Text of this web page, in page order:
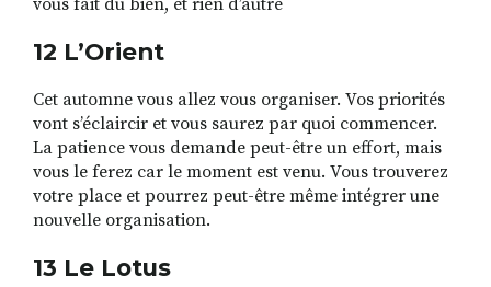
vous fait du bien, et rien d’autre
12 L’Orient
Cet automne vous allez vous organiser. Vos priorités
vont s’éclaircir et vous saurez par quoi commencer.
La patience vous demande peut-être un effort, mais
vous le ferez car le moment est venu. Vous trouverez
votre place et pourrez peut-être même intégrer une
nouvelle organisation.
13 Le Lotus